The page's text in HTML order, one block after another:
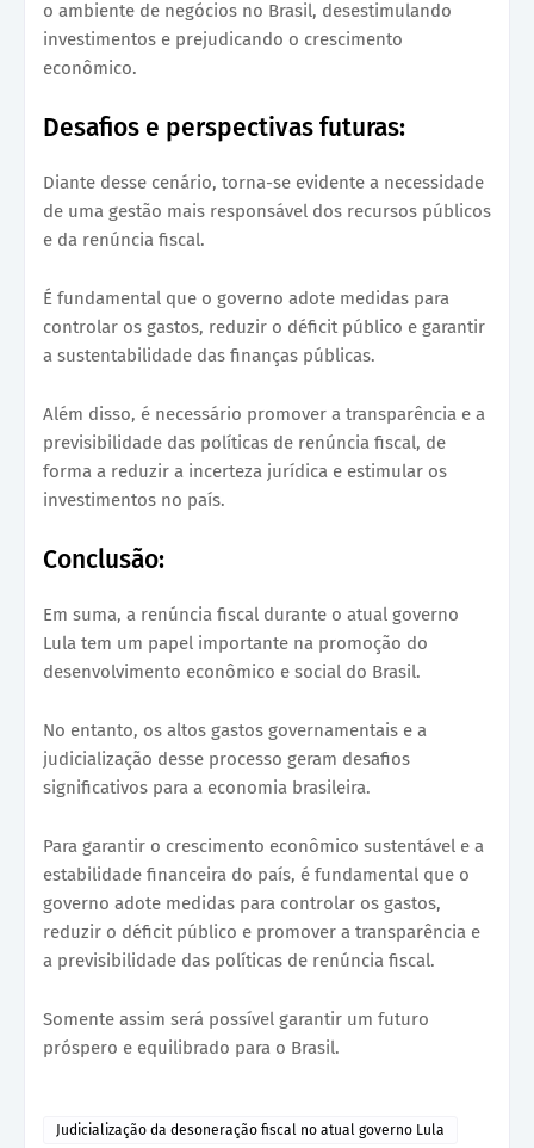
o ambiente de negócios no Brasil, desestimulando
investimentos e prejudicando o crescimento
econômico.
Desafios e perspectivas futuras:
Diante desse cenário, torna-se evidente a necessidade
de uma gestão mais responsável dos recursos públicos
e da renúncia fiscal.
É fundamental que o governo adote medidas para
controlar os gastos, reduzir o déficit público e garantir
a sustentabilidade das finanças públicas.
Além disso, é necessário promover a transparência e a
previsibilidade das políticas de renúncia fiscal, de
forma a reduzir a incerteza jurídica e estimular os
investimentos no país.
Conclusão:
Em suma, a renúncia fiscal durante o atual governo
Lula tem um papel importante na promoção do
desenvolvimento econômico e social do Brasil.
No entanto, os altos gastos governamentais e a
judicialização desse processo geram desafios
significativos para a economia brasileira.
Para garantir o crescimento econômico sustentável e a
estabilidade financeira do país, é fundamental que o
governo adote medidas para controlar os gastos,
reduzir o déficit público e promover a transparência e
a previsibilidade das políticas de renúncia fiscal.
Somente assim será possível garantir um futuro
próspero e equilibrado para o Brasil.
Judicialização da desoneração fiscal no atual governo Lula